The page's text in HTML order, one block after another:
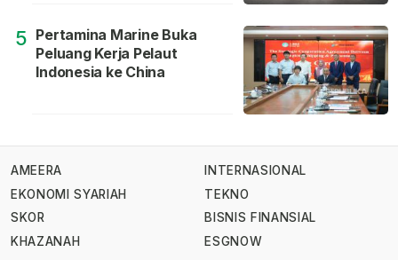
5 Pertamina Marine Buka
Peluang Kerja Pelaut
Indonesia ke China
AMEERA
EKONOMI SYARIAH
SKOR
KHAZANAH
INTERNASIONAL
TEKNO
BISNIS FINANSIAL
ESGNOW